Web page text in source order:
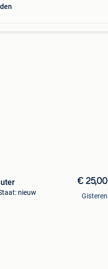
nieuw
€ 25,00
Gisteren